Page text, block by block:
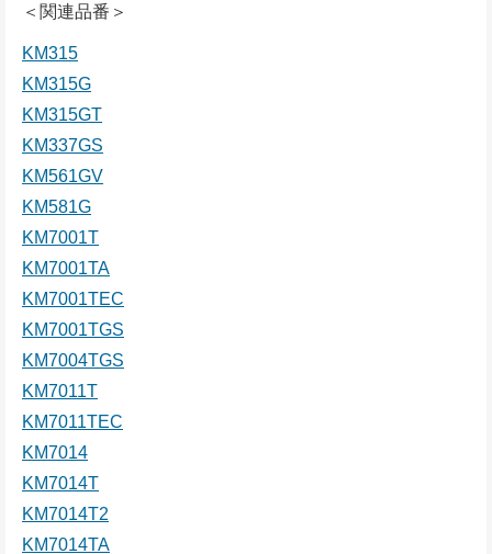
＜関連品番＞
KM315
KM315G
KM315GT
KM337GS
KM561GV
KM581G
KM7001T
KM7001TA
KM7001TEC
KM7001TGS
KM7004TGS
KM7011T
KM7011TEC
KM7014
KM7014T
KM7014T2
KM7014TA